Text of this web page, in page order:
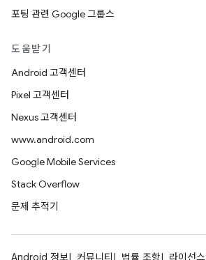
포팅 관련 Google 그룹스
도움받기
Android 고객센터
Pixel 고객센터
Nexus 고객센터
www.android.com
Google Mobile Services
Stack Overflow
문제 추적기
Android 정보 커뮤니티 법률 조항 라이선스